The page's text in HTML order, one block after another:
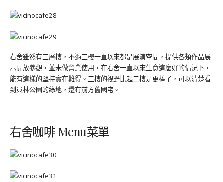
右舍雖然有三層樓，不過三樓一直以來都是展演空間，提供各類作品展
示開放參觀，並未做營業使用，在右舍一直以來生意這麼好的情況下，
能有這樣的堅持實在難得。三樓的視野比起二樓是更棒了，可以清楚看
到員林公園的綠地，還有前方舊國宅。
右舍咖啡 Menu菜單